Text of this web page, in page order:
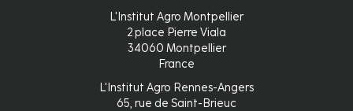
L'Institut Agro Montpellier
2 place Pierre Viala
34060 Montpellier
France
L'Institut Agro Rennes-Angers
65, rue de Saint-Brieuc